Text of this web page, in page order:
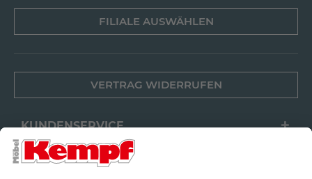
FILIALE AUSWÄHLEN
VERTRAG WIDERRUFEN
KUNDENSERVICE
FILIALEN